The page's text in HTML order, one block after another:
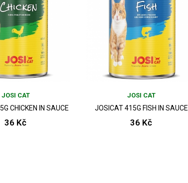
JOSI CAT
CHICKEN IN SAUCE
36 Kč
JOSI CAT
JOSICAT 415G FISH IN SAUCE
36 Kč